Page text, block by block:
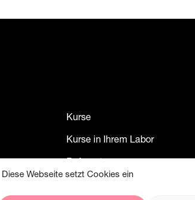
Diese Webseite setzt Cookies ein
Kurse
Kurse in Ihrem Labor